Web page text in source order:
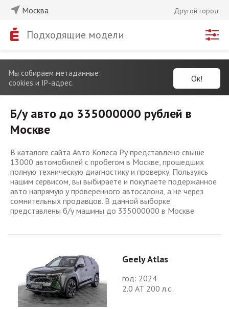
Москва Другой город
Подходящие модели
Мы собираем метаданные:
cookies и IP-адрес.
Ок!
Б/у авто до 335000000 рублей в
Москве
В каталоге сайта Авто Колеса Ру представлено свыше
13000 автомобилей с пробегом в Москве, прошедших
полную техническую диагностику и проверку. Пользуясь
нашим сервисом, вы выбираете и покупаете подержанное
авто напрямую у проверенного автосалона, а не через
сомнительных продавцов. В данной выборке
представлены б/у машины до 335000000 в Москве
Geely Atlas
год: 2024
2.0 АТ 200 л.с.